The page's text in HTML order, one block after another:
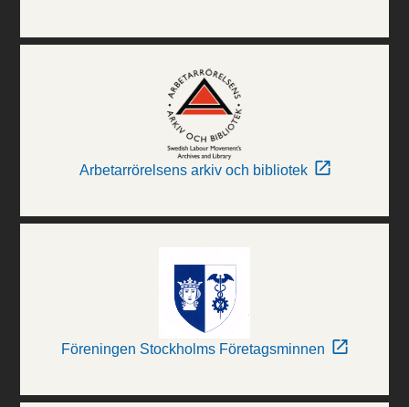
Arbetarrörelsens arkiv och bibliotek
Föreningen Stockholms Företagsminnen